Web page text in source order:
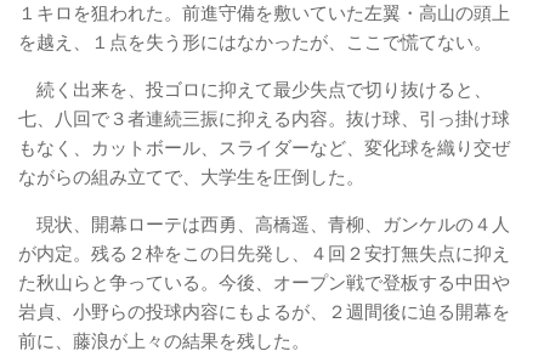
１キロを狙われた。前進守備を敷いていた左翼・高山の頭上
を越え、１点を失う形にはなかったが、ここで慌てない。
続く出来を、投ゴロに抑えて最少失点で切り抜けると、
七、八回で３者連続三振に抑える内容。抜け球、引っ掛け球
もなく、カットボール、スライダーなど、変化球を織り交ぜ
ながらの組み立てで、大学生を圧倒した。
現状、開幕ローテは西勇、高橋遥、青柳、ガンケルの４人
が内定。残る２枠をこの日先発し、４回２安打無失点に抑え
た秋山らと争っている。今後、オープン戦で登板する中田や
岩貞、小野らの投球内容にもよるが、２週間後に迫る開幕を
前に、藤浪が上々の結果を残した。